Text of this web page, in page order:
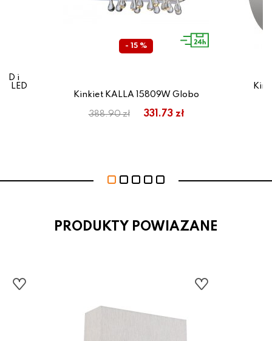
i
LED
- 15 %
Kinkiet KALLA 15809W Globo
388.90 zł 331.73 zł
PRODUKTY POWIAZANE